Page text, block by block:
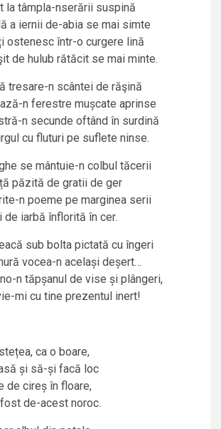
la tâmpla-nserării suspină
a iernii de-abia se mai simte
ostenesc într-o curgere lină
de hulub rătăcit se mai minte.
tresare-n scântei de răşină
n ferestre mușcate aprinse
n secunde oftând în surdină
cu fluturi pe suflete ninse.
se mântuie-n colbul tăcerii
păzită de gratii de ger
n poeme pe marginea serii
de iarbă înflorită în cer.
sub bolta pictată cu îngeri
vocea-n același deșert…
n tăpșanul de vise și plângeri,
mi cu tine prezentul inert!
ca o boare,
și să-și facă loc
de cireș în floare,
de-acest noroc.